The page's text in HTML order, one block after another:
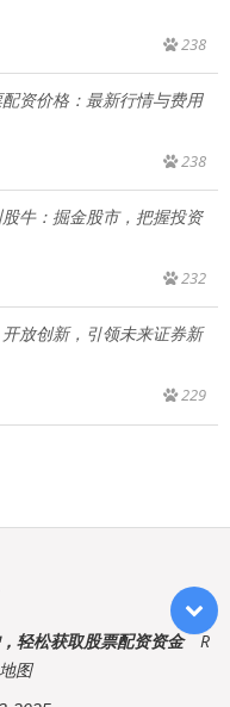
238
资价格：最新行情与费用
238
牛：掘金股市，把握投资
232
放创新，引领未来证券新
229
轻松获取股票配资资金
R
图